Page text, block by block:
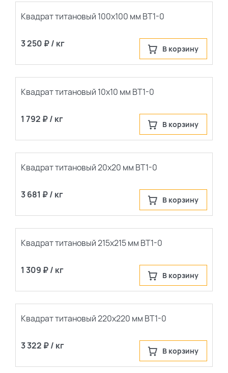
Квадрат титановый 100х100 мм ВТ1-0
3 250 ₽ / кг В корзину
Квадрат титановый 10х10 мм ВТ1-0
1 792 ₽ / кг В корзину
Квадрат титановый 20х20 мм ВТ1-0
3 681 ₽ / кг В корзину
Квадрат титановый 215х215 мм ВТ1-0
1 309 ₽ / кг В корзину
Квадрат титановый 220х220 мм ВТ1-0
3 322 ₽ / кг В корзину